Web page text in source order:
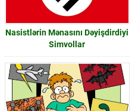
Nasistlərin Mənasını Dəyişdirdiyi
Simvollar